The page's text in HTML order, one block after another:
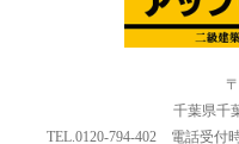
千葉県千
TEL.0120-794-402 電話受付